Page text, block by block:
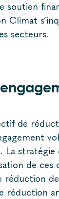
soutien
Climat
secteurs.
de
stratégie
de ces
réduction